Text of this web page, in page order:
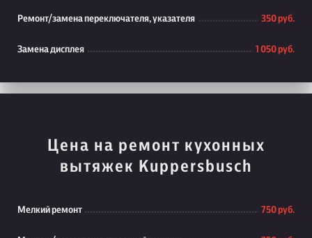
Ремонт/замена переключателя, указателя 350 руб.
Замена дисплея 1 050 руб.
Цена на ремонт кухонных
вытяжек Kuppersbusch
Мелкий ремонт 750 руб.